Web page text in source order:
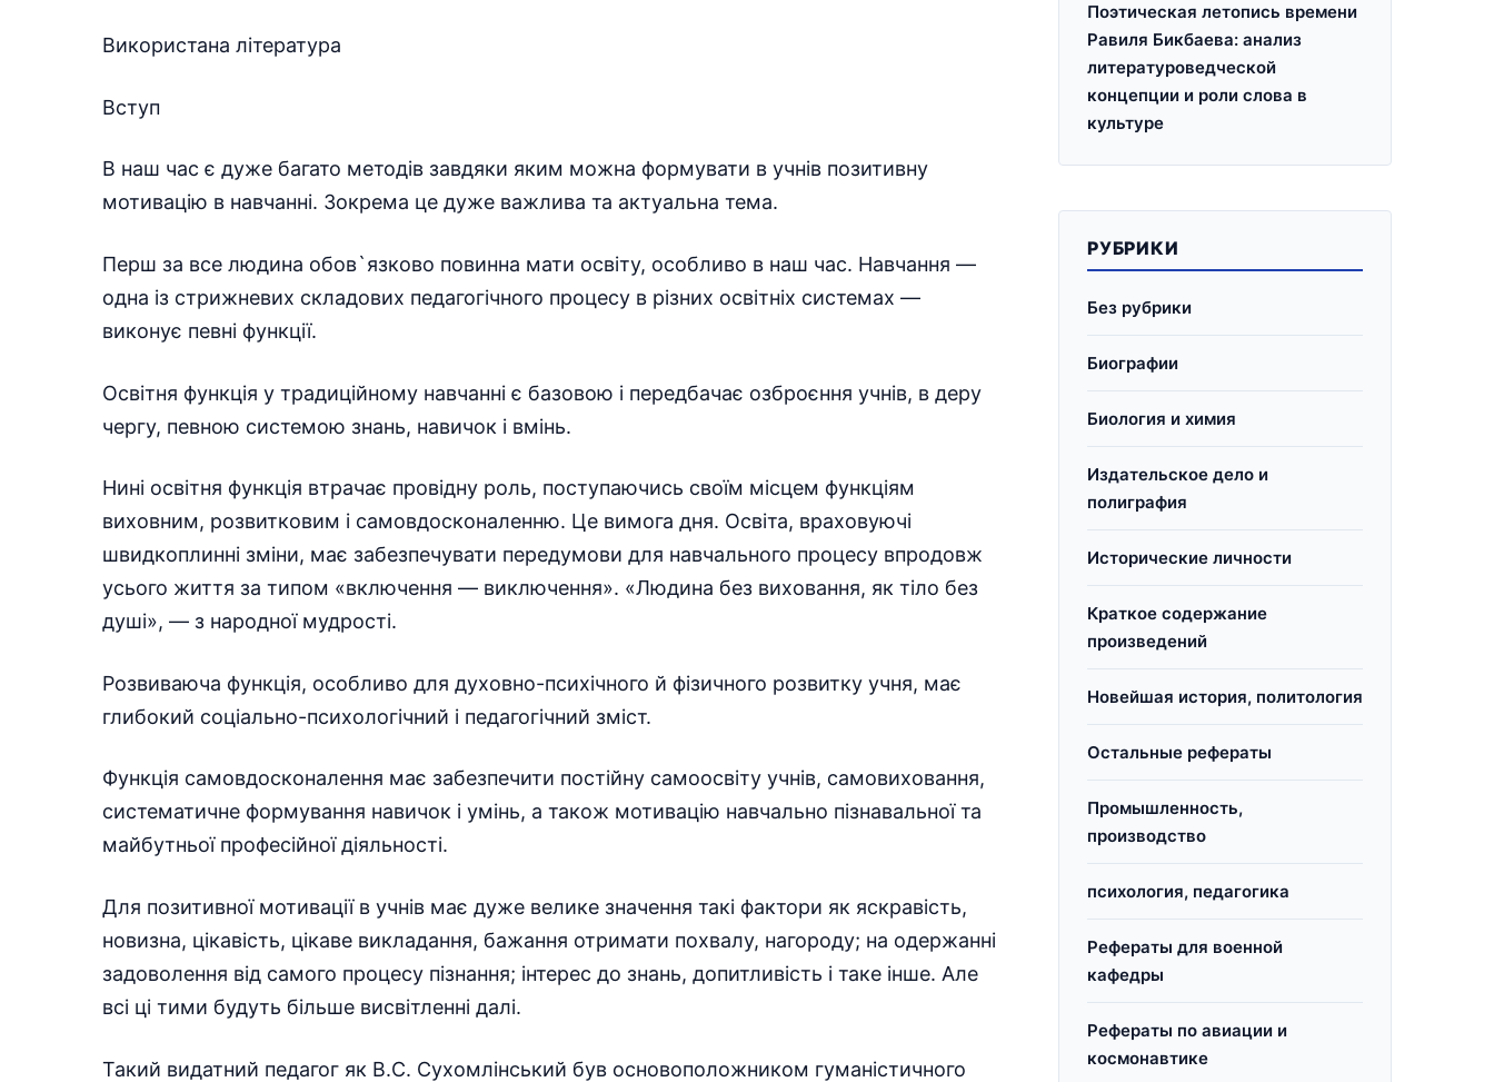
Використана література
Вступ
В наш час є дуже багато методів завдяки яким можна формувати в учнів позитивну
мотивацію в навчанні. Зокрема це дуже важлива та актуальна тема.
Перш за все людина обов`язково повинна мати освіту, особливо в наш час. Навчання —
одна із стрижневих складових педагогічного процесу в різних освітніх системах —
виконує певні функції.
Освітня функція у традиційному навчанні є базовою і передбачає озброєння учнів, в деру
чергу, певною системою знань, навичок і вмінь.
Нині освітня функція втрачає провідну роль, поступаючись своїм місцем функціям
виховним, розвитковим і самовдосконаленню. Це вимога дня. Освіта, враховуючі
швидкоплинні зміни, має забезпечувати передумови для навчального процесу впродовж
усього життя за типом «включення — виключення». «Людина без виховання, як тіло без
душі», — з народної мудрості.
Розвиваюча функція, особливо для духовно-психічного й фізичного розвитку учня, має
глибокий соціально-психологічний і педагогічний зміст.
Функція самовдосконалення має забезпечити постійну самоосвіту учнів, самовиховання,
систематичне формування навичок і умінь, а також мотивацію навчально пізнавальної та
майбутньої професійної діяльності.
Для позитивної мотивації в учнів має дуже велике значення такі фактори як яскравість,
новизна, цікавість, цікаве викладання, бажання отримати похвалу, нагороду; на одержанні
задоволення від самого процесу пізнання; інтерес до знань, допитливість і таке інше. Але
всі ці тими будуть більше висвітленні далі.
Такий видатний педагог як В.С. Сухомлінський був основоположником гуманістичного
Поэтическая летопись времени
Равиля Бикбаева: анализ
литературоведческой
концепции и роли слова в
культуре
РУБРИКИ
Без рубрики
Биографии
Биология и химия
Издательское дело и
полиграфия
Исторические личности
Краткое содержание
произведений
Новейшая история, политология
Остальные рефераты
Промышленность,
производство
психология, педагогика
Рефераты для военной
кафедры
Рефераты по авиации и
космонавтике